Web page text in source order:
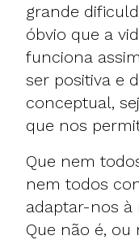
grande
óbvio que a
funciona
ser positiva e
conceptual,
que nos
Que nem
nem todos
adaptar-nos à
Que não é, ou